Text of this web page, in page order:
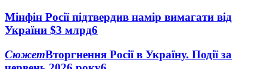
Мінфін Росії підтвердив намір вимагати від
України $3 млрд6
СюжетВторгнення Росії в Україну. Події за